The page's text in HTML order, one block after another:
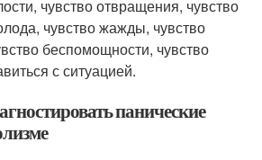
чувство отвращения, чувство
чувство жажды, чувство
беспомощности, чувство
с ситуацией.
панические